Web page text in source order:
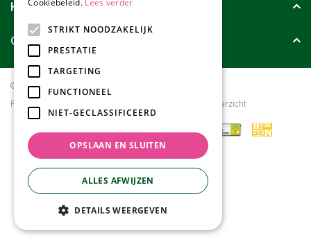
Klanten geven ons
Contact
© Tuincollectie.nl
Privacy policy
Tuincentrum Overzicht
Cookiebeleid. Lees verder
STRIKT NOODZAKELIJK
PRESTATIE
TARGETING
FUNCTIONEEL
NIET-GECLASSIFICEERD
OPSLAAN EN SLUITEN
ALLES AFWIJZEN
DETAILS WEERGEVEN